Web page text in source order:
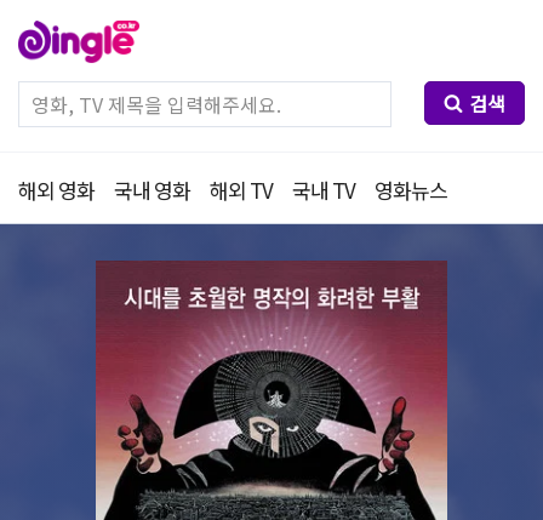
검색
해외 영화 국내 영화 해외 TV 국내 TV 영화뉴스